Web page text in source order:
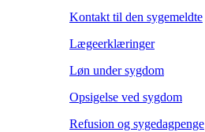
Kontakt til den sygemeldte
Lægeerklæringer
Løn under sygdom
Opsigelse ved sygdom
Refusion og sygedagpenge